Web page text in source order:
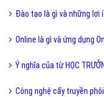
Đào tạo là gì và những lợi
Online là gì và ứng dụng
Ý nghĩa của từ HỌC
Công nghệ cấy truyền